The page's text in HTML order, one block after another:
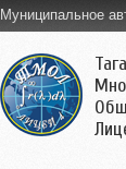
Муниципальное